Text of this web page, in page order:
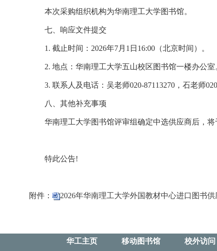
本次采购组织机构为华南理工大学图书馆。
七、响应文件提交
1. 截止时间：2026年7月1日16:00（北京时间）。
2. 地点：华南理工大学五山校区图书馆一楼办公室
3. 联系人及电话：吴老师020-87113270，石老师
八、其他补充事项
华南理工大学图书馆评审组确定中选供应商后，
特此公告!
附件： 2026年华南理工大学外国教材中心进口图书
华工主页 移动图书馆 校外访问